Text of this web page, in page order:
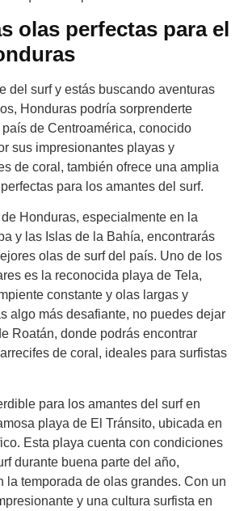
olas perfectas para el
del surf y estás buscando aventuras
Honduras podría sorprenderte
de Centroamérica, conocido
sus impresionantes playas y
de coral, también ofrece una amplia
para los amantes del surf.
Honduras, especialmente en la
y las Islas de la Bahía, encontrarás
olas de surf del país. Uno de los
es la reconocida playa de Tela,
constante y olas largas y
algo más desafiante, no puedes dejar
Roatán, donde podrás encontrar
de coral, ideales para surfistas
para los amantes del surf en
playa de El Tránsito, ubicada en
Esta playa cuenta con condiciones
durante buena parte del año,
la temporada de olas grandes. Con un
y una cultura surfista en